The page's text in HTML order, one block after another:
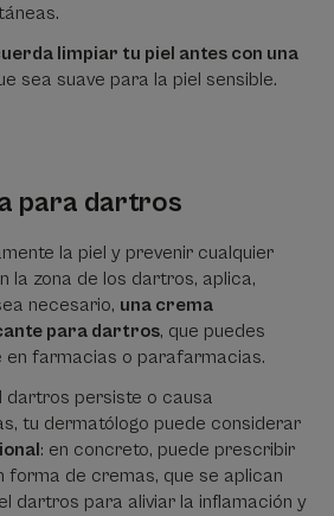
limpiar tu piel antes con una
sea suave para la piel sensible.
para dartros
la piel y prevenir cualquier
la zona de los dartros, aplica,
necesario, una crema
para dartros, que puedes
farmacias o parafarmacias.
dartros persiste o causa
tu dermatólogo puede considerar
: en concreto, puede prescribir
forma de cremas, que se aplican
dartros para aliviar la inflamación y